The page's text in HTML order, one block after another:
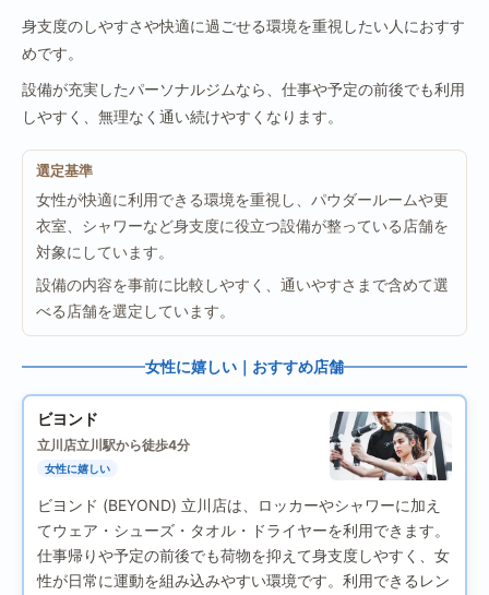
身支度のしやすさや快適に過ごせる環境を重視したい人におすす
めです。
設備が充実したパーソナルジムなら、仕事や予定の前後でも利用
しやすく、無理なく通い続けやすくなります。
選定基準
女性が快適に利用できる環境を重視し、パウダールームや更
衣室、シャワーなど身支度に役立つ設備が整っている店舗を
対象にしています。
設備の内容を事前に比較しやすく、通いやすさまで含めて選
べる店舗を選定しています。
女性に嬉しい｜おすすめ店舗
ビヨンド
立川店立川駅から徒歩4分
女性に嬉しい
ビヨンド (BEYOND) 立川店は、ロッカーやシャワーに加え
てウェア・シューズ・タオル・ドライヤーを利用できます。
仕事帰りや予定の前後でも荷物を抑えて身支度しやすく、女
性が日常に運動を組み込みやすい環境です。利用できるレン